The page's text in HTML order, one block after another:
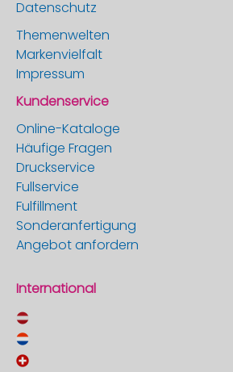
Datenschutz
Themenwelten
Markenvielfalt
Impressum
Kundenservice
Online-Kataloge
Häufige Fragen
Druckservice
Fullservice
Fulfillment
Sonderanfertigung
Angebot anfordern
International